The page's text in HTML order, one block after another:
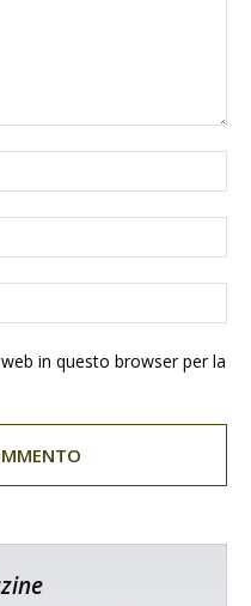
in questo browser per la